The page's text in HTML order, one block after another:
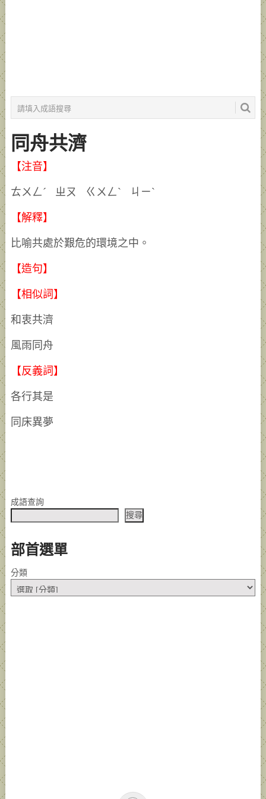
同舟共濟
【注音】
ㄊㄨㄥˊ ㄓㄡ ㄍㄨㄥˋ ㄐㄧˋ
【解釋】
比喻共處於艱危的環境之中。
【造句】
【相似詞】
和衷共濟
風雨同舟
【反義詞】
各行其是
同床異夢
成語查詢
搜尋
部首選單
分類